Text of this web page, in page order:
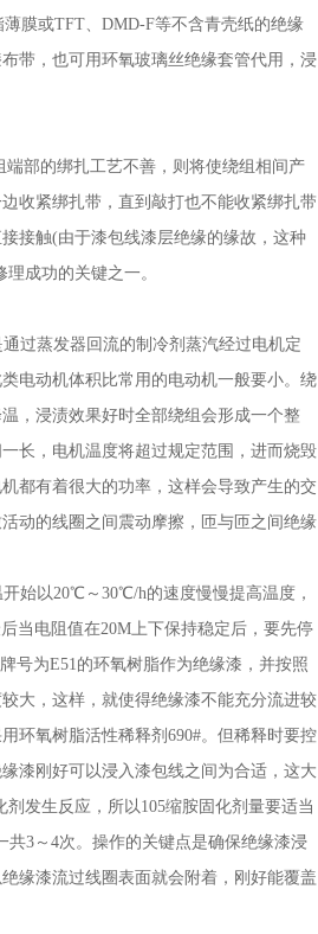
膜或TFT、DMD-F等不含青壳纸的绝缘
带，也可用环氧玻璃丝绝缘套管代用，浸
部的绑扎工艺不善，则将使绕组相间产
收紧绑扎带，直到敲打也不能收紧绑扎带
接触(由于漆包线漆层绝缘的缘故，这种
成功的关键之一。
过蒸发器回流的制冷剂蒸汽经过电机定
电动机体积比常用的电动机一般要小。绕
，浸渍效果好时全部绕组会形成一个整
长，电机温度将超过规定范围，进而烧毁
都有着很大的功率，这样会导致产生的交
动的线圈之间震动摩擦，匝与匝之间绝缘
始以20℃～30℃/h的速度慢慢提高温度，
当电阻值在20M上下保持稳定后，要先停
号为E51的环氧树脂作为绝缘漆，并按照
大，这样，就使得绝缘漆不能充分流进较
环氧树脂活性稀释剂690#。但稀释时要控
漆刚好可以浸入漆包线之间为合适，这大
发生反应，所以105缩胺固化剂量要适当
3～4次。操作的关键点是确保绝缘漆浸
缘漆流过线圈表面就会附着，刚好能覆盖